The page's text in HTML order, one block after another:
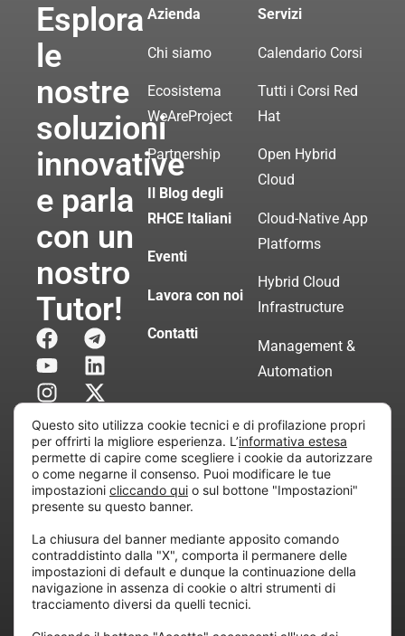
Esplora
le
nostre
soluzioni
innovative
e parla
con un
nostro
Tutor!
Azienda
Chi siamo
Ecosistema
WeAreProject
Partnership
Il Blog degli
RHCE Italiani
Eventi
Lavora con noi
Contatti
Servizi
Calendario Corsi
Tutti i Corsi Red
Hat
Open Hybrid
Cloud
Cloud-Native App
Platforms
Hybrid Cloud
Infrastructure
Management &
Automation
Servizi di
Consulenza
Certificata
all’attività di direzione e coordinamento di “Project
Informatica”
REA: MI – 194005, P. IVA / CF 07165600961 – All
rights reserved.
Questo sito utilizza cookie tecnici e di profilazione propri
per offrirti la migliore esperienza. L’informativa estesa
permette di capire come scegliere i cookie da autorizzare
o come negarne il consenso. Puoi modificare le tue
impostazioni cliccando qui o sul bottone "Impostazioni"
presente su questo banner.
La chiusura del banner mediante apposito comando
contraddistinto dalla "X", comporta il permanere delle
impostazioni di default e dunque la continuazione della
navigazione in assenza di cookie o altri strumenti di
tracciamento diversi da quelli tecnici.